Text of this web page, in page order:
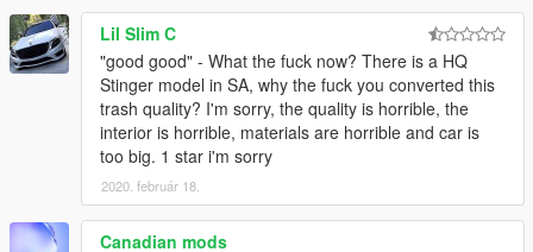
Lil Slim C
"good good" - What the fuck now? There is a HQ
Stinger model in SA, why the fuck you converted this
trash quality? I'm sorry, the quality is horrible, the
interior is horrible, materials are horrible and car is
too big. 1 star i'm sorry
2020. február 18.
Canadian mods